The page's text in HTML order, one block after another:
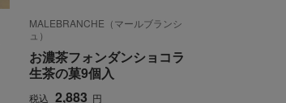
MALEBRANCHE（マールブランシ
ュ）
お濃茶フォンダンショコラ
生茶の菓9個入
税込 2,883 円